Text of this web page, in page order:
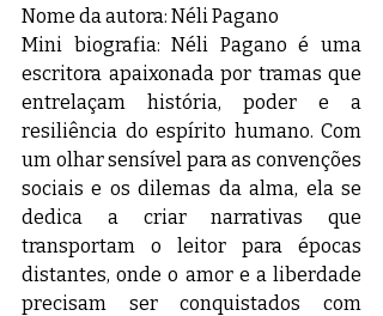
Nome da autora: Néli Pagano
Mini biografia: Néli Pagano é uma
escritora apaixonada por tramas que
entrelaçam história, poder e a
resiliência do espírito humano. Com
um olhar sensível para as convenções
sociais e os dilemas da alma, ela se
dedica a criar narrativas que
transportam o leitor para épocas
distantes, onde o amor e a liberdade
precisam ser conquistados com